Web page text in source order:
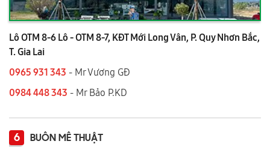
Lô OTM 8-6 Lô - OTM 8-7, KĐT Mới Long Vân, P. Quy Nhơn Bắc,
T. Gia Lai
0965 931 343 - Mr Vương GĐ
0984 448 343 - Mr Bảo P.KD
6 BUÔN MÊ THUẬT